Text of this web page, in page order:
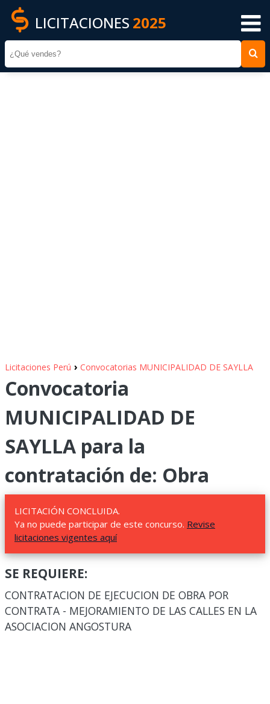
LICITACIONES 2025
Licitaciones Perú › Convocatorias MUNICIPALIDAD DE SAYLLA
Convocatoria
MUNICIPALIDAD DE
SAYLLA para la
contratación de: Obra
LICITACIÓN CONCLUIDA.
Ya no puede participar de este concurso. Revise
licitaciones vigentes aquí
SE REQUIERE:
CONTRATACION DE EJECUCION DE OBRA POR
CONTRATA - MEJORAMIENTO DE LAS CALLES EN LA
ASOCIACION ANGOSTURA